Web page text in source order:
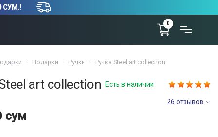
СУМ.!
0
Подарки Ручки Ручка Steel art collection
art collection Есть в наличии
26 отзывов
сум